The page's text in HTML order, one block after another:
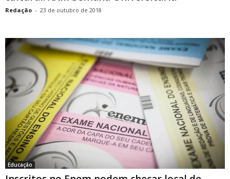
Redação - 23 de outubro de 2018
Educação